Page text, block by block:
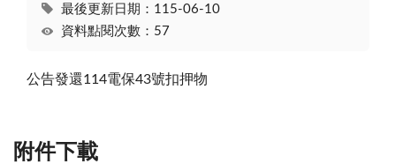
最後更新日期：115-06-10
資料點閱次數：57
公告發還114電保43號扣押物
附件下載